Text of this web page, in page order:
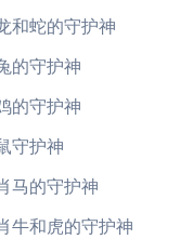
和蛇的守护神
的守护神
的守护神
守护神
马的守护神
牛和虎的守护神